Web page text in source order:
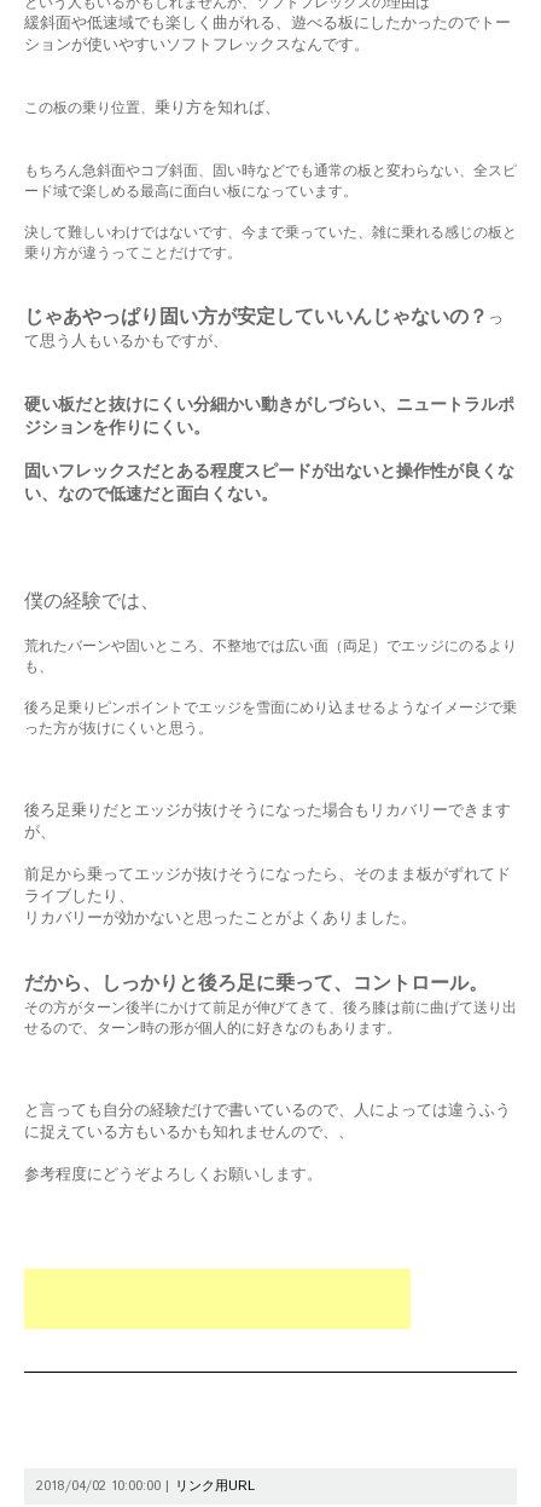
緩斜面や低速域でも楽しく曲がれる、遊べる板にしたかったのでトー
ションが使いやすいソフトフレックスなんです。
この板の乗り位置、 乗り方を知れば、
もちろん急斜面やコブ斜面、固い時などでも通常の板と変わらない、全スピ
ード域で楽しめる最高に面白い板になっています。
決して難しいわけではないです、今まで乗っていた、雑に乗れる感じの板と
乗り方が違うってことだけです。
じゃあやっぱり固い方が安定していいんじゃないの？ っ
て思う人もいるかもですが、
硬い板だと抜けにくい分細かい動きがしづらい、ニュートラルポ
ジションを作りにくい。
固いフレックスだとある程度スピードが出ないと操作性が良くな
い、なので低速だと面白くない。
僕の経験では、
荒れたバーンや固いところ、不整地では広い面（両足）でエッジにのるより
も、
後ろ足乗りピンポイントでエッジを雪面にめり込ませるようなイメージで乗
った方が抜けにくいと思う。
後ろ足乗りだとエッジが抜けそうになった場合もリカバリーできます
が、
前足から乗ってエッジが抜けそうになったら、そのまま板がずれてド
ライブしたり、
リカバリーが効かないと思ったことがよくありました。
だから、しっかりと後ろ足に乗って、コントロール。
その方がターン後半にかけて前足が伸びてきて、後ろ膝は前に曲げて送り出
せるので、ターン時の形が個人的に好きなのもあります。
と言っても自分の経験だけで書いているので、人によっては違うふう
に捉えている方もいるかも知れませんので、、
参考程度にどうぞよろしくお願いします。
2018/04/02 10:00:00 | リンク用URL